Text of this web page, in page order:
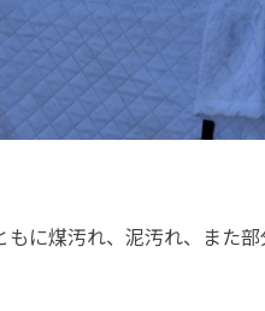
もに煤汚れ、泥汚れ、また